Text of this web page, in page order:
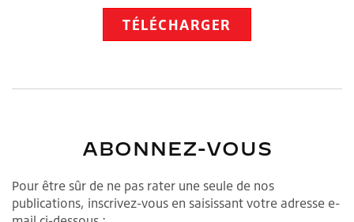
TÉLÉCHARGER
ABONNEZ-VOUS
Pour être sûr de ne pas rater une seule de nos
publications, inscrivez-vous en saisissant votre adresse e-